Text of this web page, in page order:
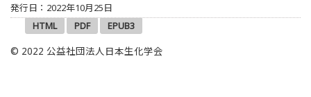
発行日：2022年10月25日
HTML
PDF EPUB3
© 2022 公益社団法人日本生化学会